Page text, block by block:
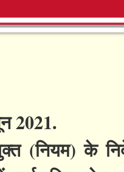
2021.
(नियम) के